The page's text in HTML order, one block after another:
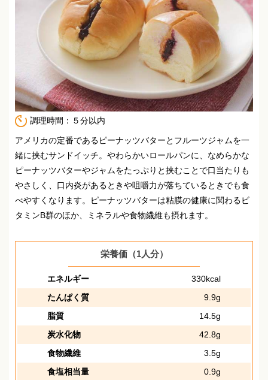
調理時間：５分以内
アメリカの定番であるピーナッツバターとフルーツジャムを一
緒に挟むサンドイッチ。 やわらかいロールパンに、なめらかな
ピーナッツバターやジャムをたっぷりと挟むことで口当たりも
やさしく、口内炎があるときや咀嚼力が落ちているときでも食
べやすくなります。
ピーナッツバターは粘膜の健康に関わるビ
タミンB群のほか、ミネラルや食物繊維も摂れます。
栄養価（1人分）
エネルギー
330kcal
たんぱく質
9.9g
脂質
14.5g
炭水化物
42.8g
食物繊維
3.5g
食塩相当量
0.9g